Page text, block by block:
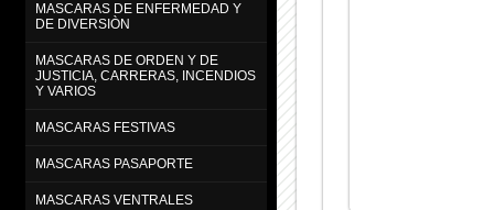
MASCARAS DE ENFERMEDAD Y
DE DIVERSIÒN
MASCARAS DE ORDEN Y DE
JUSTICIA, CARRERAS, INCENDIOS
Y VARIOS
MASCARAS FESTIVAS
MASCARAS PASAPORTE
MASCARAS VENTRALES